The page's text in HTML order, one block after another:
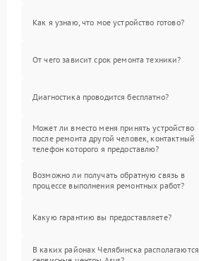
Как я узнаю, что мое устройство готово?
От чего зависит срок ремонта техники?
Диагностика проводится бесплатно?
Может ли вместо меня принять устройство
после ремонта другой человек, контактный
телефон которого я предоставлю?
Возможно ли получать обратную связь в
процессе выполнения ремонтных работ?
Какую гарантию вы предоставляете?
В каких районах Челябинска располагаются